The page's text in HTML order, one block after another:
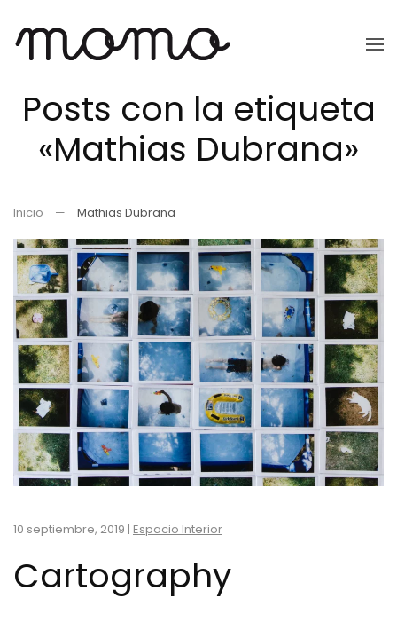
Ir
contenido
principal
Posts con la etiqueta
«Mathias Dubrana»
Inicio Mathias Dubrana
10 septiembre, 2019 | Espacio Interior
Cartography